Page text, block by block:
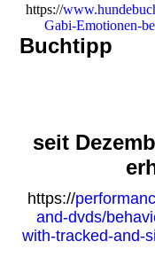
https://
Gabi-Emotionen-
Buchtipp
seit
https://
and-dvds/
with-tracked-and-